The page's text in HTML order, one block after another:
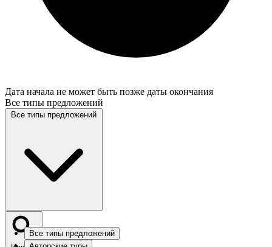
Дата начала не может быть позже даты окончания
Все типы предложений
Все типы предложений
Все типы предложений